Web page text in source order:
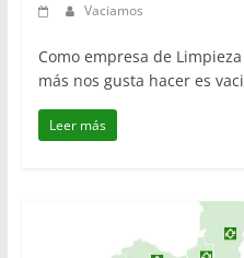
Vaciamos
Como empresa de
más nos gusta hacer es
Leer más